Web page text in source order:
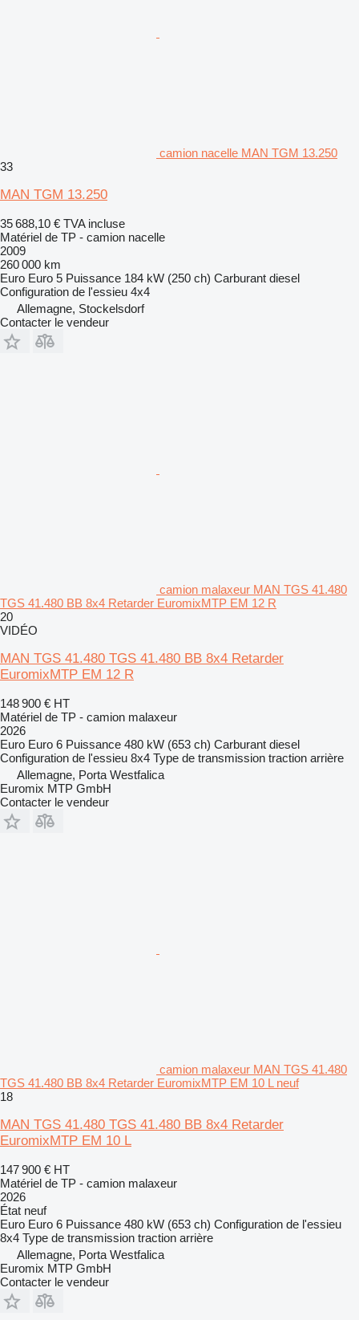
camion nacelle MAN TGM 13.250
33
MAN TGM 13.250
35 688,10 € TVA incluse
Matériel de TP - camion nacelle
2009
260 000 km
Euro Euro 5 Puissance 184 kW (250 ch) Carburant diesel
Configuration de l'essieu 4x4
Allemagne, Stockelsdorf
Contacter le vendeur
camion malaxeur MAN TGS 41.480
TGS 41.480 BB 8x4 Retarder EuromixMTP EM 12 R
20
VIDÉO
MAN TGS 41.480 TGS 41.480 BB 8x4 Retarder
EuromixMTP EM 12 R
148 900 € HT
Matériel de TP - camion malaxeur
2026
Euro Euro 6 Puissance 480 kW (653 ch) Carburant diesel
Configuration de l'essieu 8x4 Type de transmission traction arrière
Allemagne, Porta Westfalica
Euromix MTP GmbH
Contacter le vendeur
camion malaxeur MAN TGS 41.480
TGS 41.480 BB 8x4 Retarder EuromixMTP EM 10 L neuf
18
MAN TGS 41.480 TGS 41.480 BB 8x4 Retarder
EuromixMTP EM 10 L
147 900 € HT
Matériel de TP - camion malaxeur
2026
État neuf
Euro Euro 6 Puissance 480 kW (653 ch) Configuration de l'essieu
8x4 Type de transmission traction arrière
Allemagne, Porta Westfalica
Euromix MTP GmbH
Contacter le vendeur